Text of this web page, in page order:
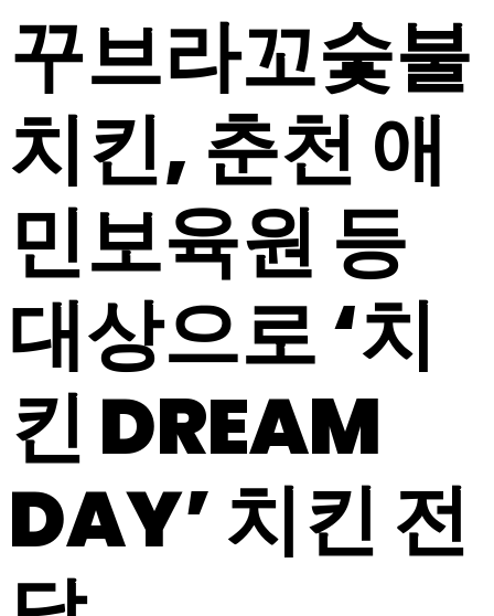
꾸브라꼬숯불
치킨, 춘천 애
민보육원 등
대상으로 ‘치
킨 DREAM
DAY’ 치킨 전